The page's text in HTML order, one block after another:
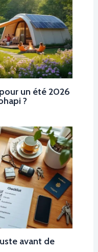
un été 2026
?
avant de